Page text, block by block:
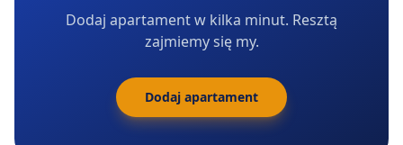
Dodaj apartament w kilka minut. Resztą
zajmiemy się my.
Dodaj apartament